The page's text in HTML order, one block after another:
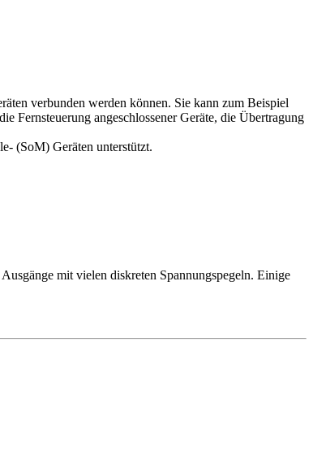
verbunden werden können. Sie kann zum Beispiel
Fernsteuerung angeschlossener Geräte, die Übertragung
(SoM) Geräten unterstützt.
mit vielen diskreten Spannungspegeln. Einige